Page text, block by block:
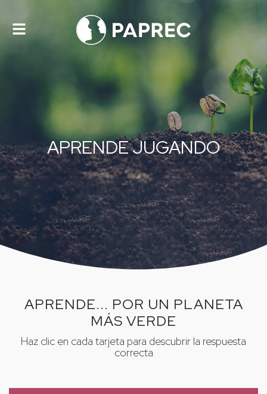
Alternar
navegación
APRENDE JUGANDO
APRENDE... POR UN PLANETA
MÁS VERDE
Haz clic en cada tarjeta para descubrir la respuesta
correcta